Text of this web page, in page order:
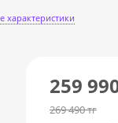
характеристики
259
269 490тг